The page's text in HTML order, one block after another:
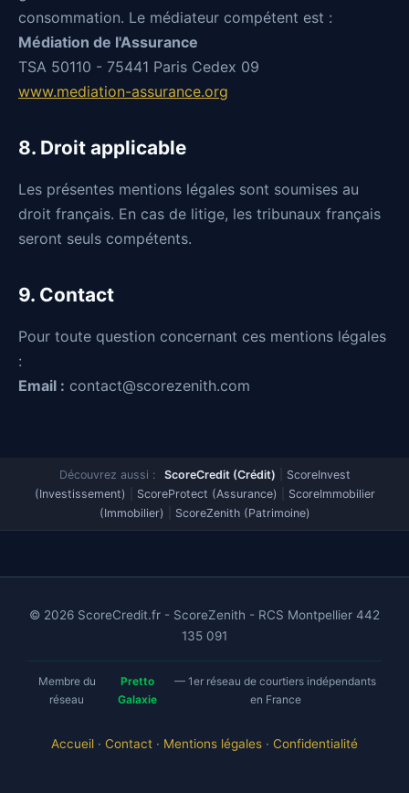
consommation. Le médiateur compétent est :
Médiation de l'Assurance
TSA 50110 - 75441 Paris Cedex 09
www.mediation-assurance.org
8. Droit applicable
Les présentes mentions légales sont soumises au
droit français. En cas de litige, les tribunaux français
seront seuls compétents.
9. Contact
Pour toute question concernant ces mentions légales
:
Email : contact@scorezenith.com
Découvrez aussi : ScoreCredit (Crédit)
ScoreInvest
(Investissement)
ScoreProtect (Assurance)
ScoreImmobilier
(Immobilier)
ScoreZenith (Patrimoine)
© 2026 ScoreCredit.fr - ScoreZenith - RCS Montpellier 442
135 091
Membre du
réseau
Pretto
Galaxie
— 1er réseau de courtiers indépendants
en France
Accueil · Contact · Mentions légales · Confidentialité